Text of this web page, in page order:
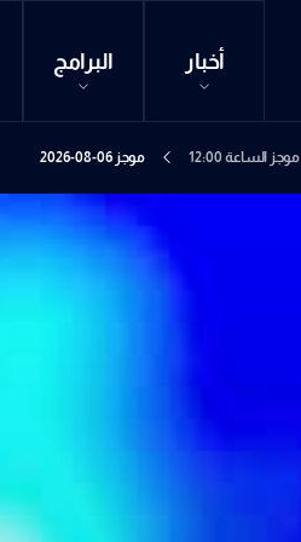
أخبار البرامج
موجز الساعة 12:00 موجز 06-08-2026